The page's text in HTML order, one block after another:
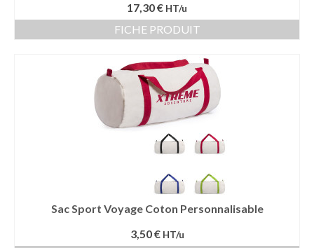
17,30 € HT/u
FICHE PRODUIT
Sac Sport Voyage Coton Personnalisable
3,50 € HT/u